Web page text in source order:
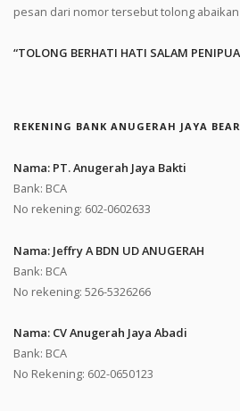
pesan dari nomor tersebut tolong abaikan
“TOLONG BERHATI HATI SALAM
REKENING BANK ANUGERAH JAYA
Nama: PT. Anugerah Jaya Bakti
Bank: BCA
No rekening: 602-0602633
Nama: Jeffry A BDN UD ANUGERAH
Bank: BCA
No rekening: 526-5326266
Nama: CV Anugerah Jaya Abadi
Bank: BCA
No Rekening: 602-0650123